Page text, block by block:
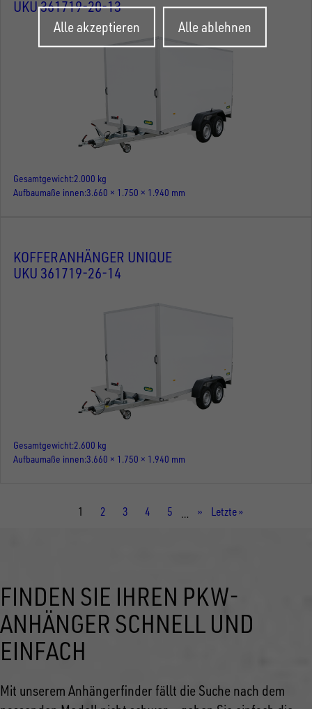
UKU 361719-20-13
Gesamtgewicht 2.000 kg
Aufbaumaße innen 3.660 × 1.750 × 1.940 mm
KOFFERANHÄNGER UNIQUE
UKU 361719-26-14
Gesamtgewicht 2.600 kg
Aufbaumaße innen 3.660 × 1.750 × 1.940 mm
Aktuelle
1 Seite
2 Seite
3 Seite
4 Seite
5 …
Nächste
››
Letzte
Letzte »
FINDEN SIE IHREN PKW-
ANHÄNGER SCHNELL UND
EINFACH
Mit unserem Anhängerfinder fällt die Suche nach dem
Alle akzeptieren
zurückziehen
Alle ablehnen